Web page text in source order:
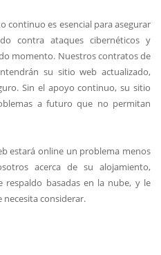
continuo es esencial para asegurar
contra ataques cibernéticos y
momento. Nuestros contratos de
su sitio web actualizado,
Sin el apoyo continuo, su sitio
a futuro que no permitan
estará online un problema menos
acerca de su alojamiento,
respaldo basadas en la nube, y le
considerar.